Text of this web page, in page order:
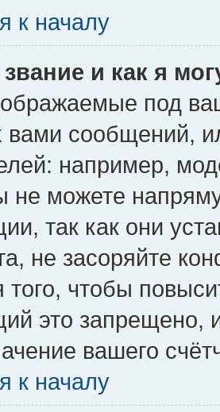
к началу
и как я
под
вами сообщений,
например,
можете
так как они
не засоряйте
того, чтобы
это запрещено,
вашего
к началу